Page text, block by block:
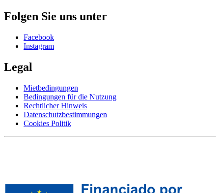
Folgen Sie uns unter
Facebook
Instagram
Legal
Mietbedingungen
Bedingungen für die Nutzung
Rechtlicher Hinweis
Datenschutzbestimmungen
Cookies Politik